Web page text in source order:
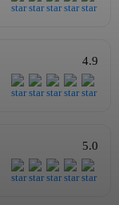
4.9
5.0